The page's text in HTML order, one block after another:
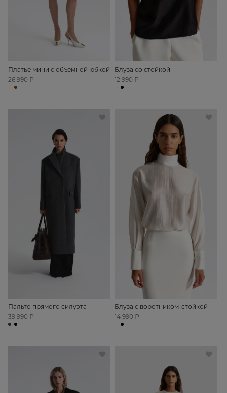
Платье мини с объемной юбкой
26 990 ₽
Блуза со стойкой
12 990 ₽
Пальто прямого силуэта
39 990 ₽
Блуза с воротником-стойкой
14 990 ₽